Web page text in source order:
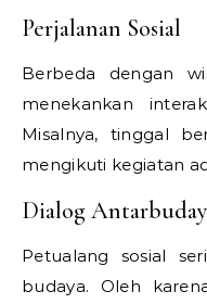
Perjalanan Sosial
Berbeda dengan
menekankan
Misalnya, tinggal
mengikuti kegiatan
Dialog
Petualang sosial
budaya. Oleh